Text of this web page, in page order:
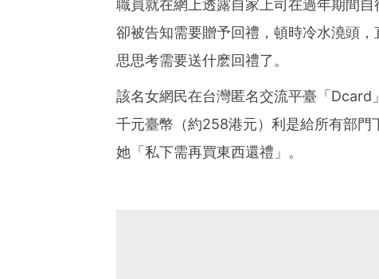
職員就在網上透露自家上司在過年期間
卻被告知需要贈予回禮，頓時冷水澆頭
思思考需要送什麽回禮了。
該名女網民在台灣匿名交流平臺「Dcard
千元臺幣（約258港元）利是給所有部
她「私下需再買東西還禮」。